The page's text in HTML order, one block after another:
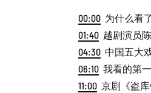
00:00 为什么看
01:40 越剧演员
04:30 中国五大
06:10 我看的第
11:00 京剧《盗